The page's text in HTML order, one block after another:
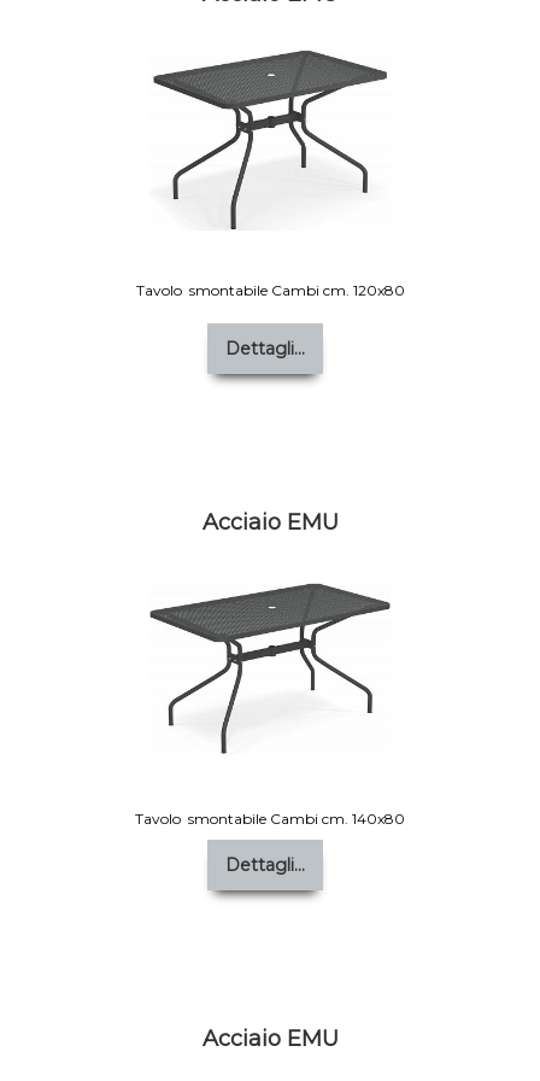
Tavolo smontabile Cambi cm. 120x80
Dettagli...
Acciaio EMU
Tavolo smontabile Cambi cm. 140x80
Dettagli...
Acciaio EMU